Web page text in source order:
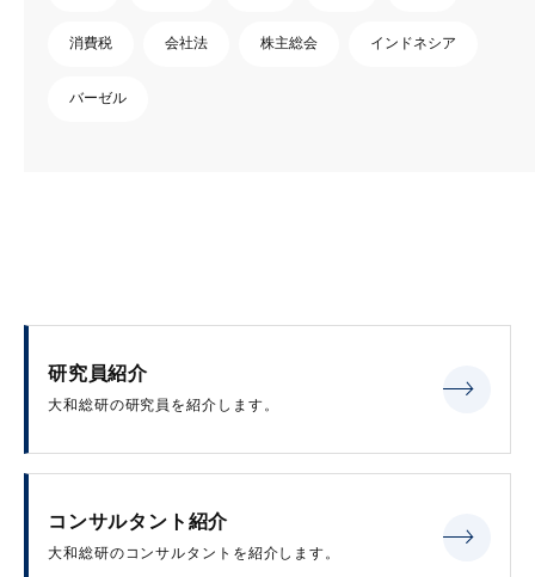
消費税 会社法 株主総会 インドネシア
バーゼル
研究員紹介
大和総研の研究員を紹介します。
コンサルタント紹介
大和総研のコンサルタントを紹介します。